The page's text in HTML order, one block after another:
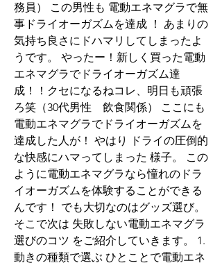
務員） この男性も 電動エネマグラで無
事ドライオーガズムを達成 ！ あまりの
気持ち良さにドハマリしてしまったよ
うです。 やったー！新しく買った電動
エネマグラでドライオーガズム達
成！！クセになるねコレ、明日も頑張
ろ笑（30代男性　飲食関係） ここにも
電動エネマグラでドライオーガズムを
達成した人が！ やはり ドライの圧倒的
な快感にハマってしまった 様子。 この
ように電動エネマグラなら憧れのドラ
イオーガズムを体験することができる
んです！ でも大切なのはグッズ選び。
そこで次は 失敗しない電動エネマグラ
選びのコツ をご紹介していきます。 1.
動きの種類で選ぶ ひとことで電動エネ